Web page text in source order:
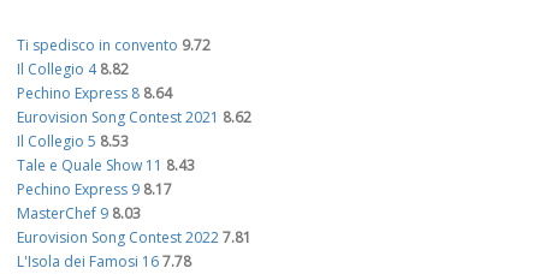
Ti spedisco in convento 9.72
Il Collegio 4 8.82
Pechino Express 8 8.64
Eurovision Song Contest 2021 8.62
Il Collegio 5 8.53
Tale e Quale Show 11 8.43
Pechino Express 9 8.17
MasterChef 9 8.03
Eurovision Song Contest 20227.81
L'Isola dei Famosi 167.78